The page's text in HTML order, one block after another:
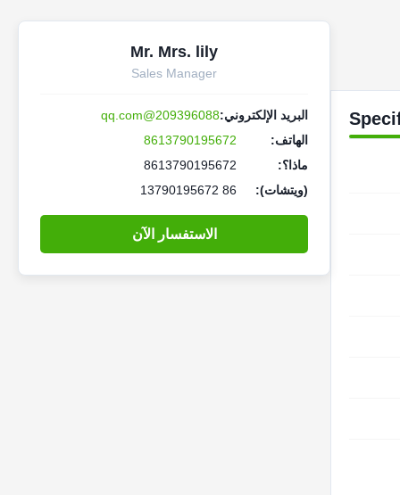
Mr. Mrs. lily
Sales Manager
البريد الإلكتروني:209396088@qq.com
الهاتف:
8613790195672
ماذا؟:
8613790195672
(ويتشات):
86 13790195672
الاستفسار الآن